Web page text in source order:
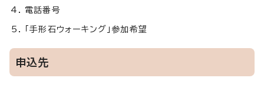
電話番号
「手形石ウォーキング」参加希望
申込先